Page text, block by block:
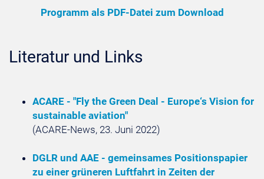
Programm als PDF-Datei zum Download
Literatur und Links
ACARE - "Fly the Green Deal - Europe‘s Vision for
sustainable aviation"
(ACARE-News, 23. Juni 2022)
DGLR und AAE - gemeinsames Positionspapier
zu einer grüneren Luftfahrt in Zeiten der